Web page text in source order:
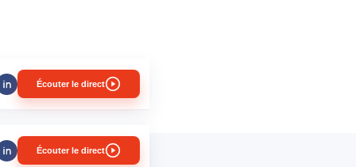
Écouter le direct
Écouter le direct